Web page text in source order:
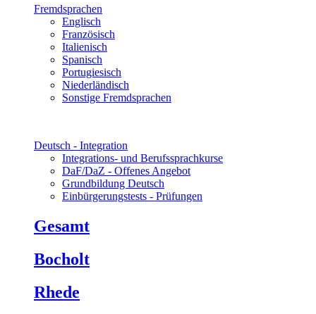
Fremdsprachen
Englisch
Französisch
Italienisch
Spanisch
Portugiesisch
Niederländisch
Sonstige Fremdsprachen
Deutsch - Integration
Integrations- und Berufssprachkurse
DaF/DaZ - Offenes Angebot
Grundbildung Deutsch
Einbürgerungstests - Prüfungen
Gesamt
Bocholt
Rhede